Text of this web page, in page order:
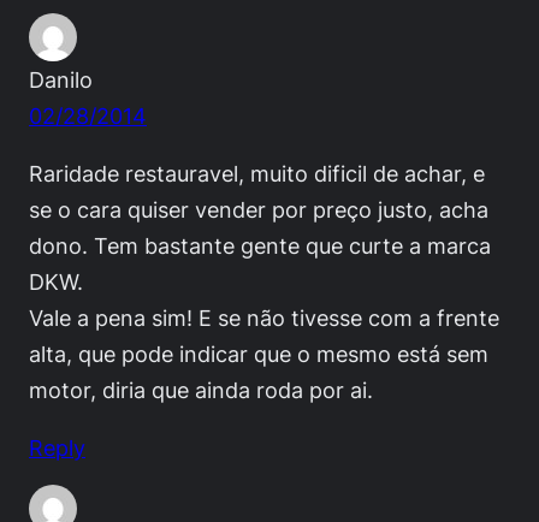
Danilo
02/28/2014
Raridade restauravel, muito dificil de achar, e
se o cara quiser vender por preço justo, acha
dono. Tem bastante gente que curte a marca
DKW.
Vale a pena sim! E se não tivesse com a frente
alta, que pode indicar que o mesmo está sem
motor, diria que ainda roda por ai.
Reply